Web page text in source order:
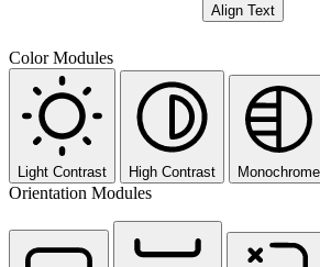
Align Text
Color Modules
Light Contrast High Contrast Monochrome
Orientation Modules